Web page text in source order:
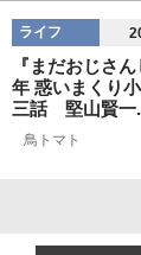
ライフ
『まだおじさ
年 惑いまくり
三話 堅山賢一
鳥トマト